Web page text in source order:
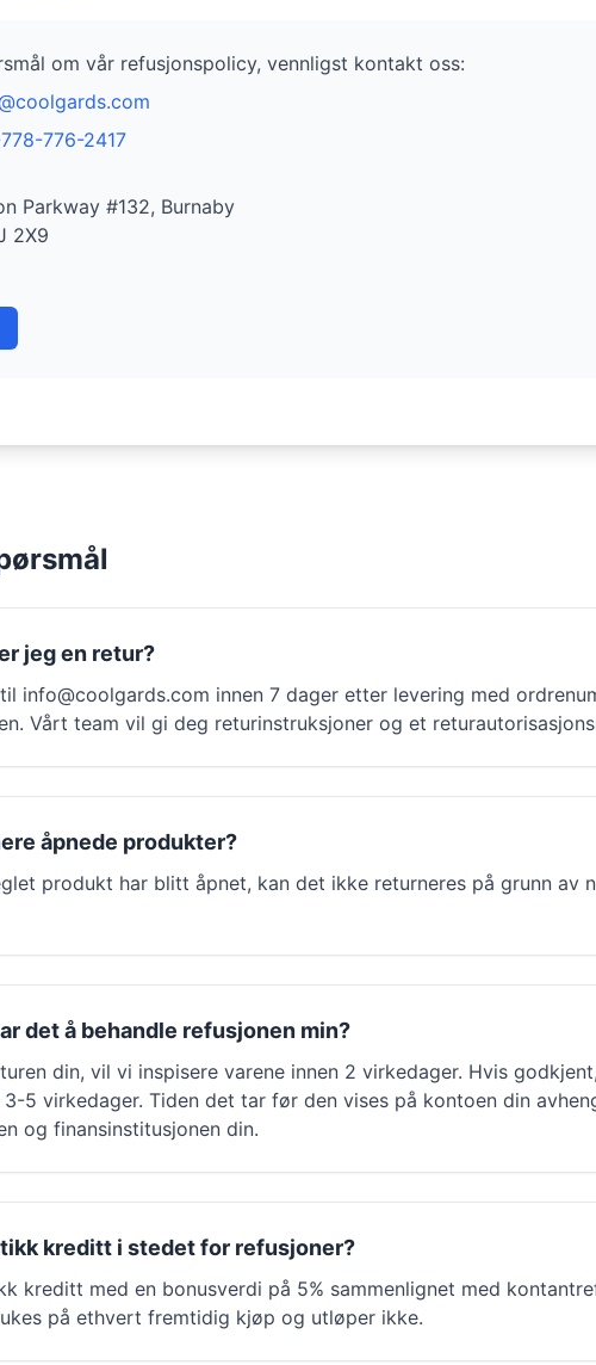
om vår refusjonspolicy, vennligst kontakt oss:
776-2417
Parkway #132, Burnaby
2X9
jeg en retur?
info@coolgards.com innen 7 dager etter levering med
Vårt team vil gi deg returinstruksjoner og et
åpnede produkter?
produkt har blitt åpnet, kan det ikke returneres på grunn av
det å behandle refusjonen min?
din, vil vi inspisere varene innen 2 virkedager. Hvis
3-5 virkedager. Tiden det tar før den vises på kontoen din
og finansinstitusjonen din.
kreditt i stedet for refusjoner?
kreditt med en bonusverdi på 5% sammenlignet med
på ethvert fremtidig kjøp og utløper ikke.